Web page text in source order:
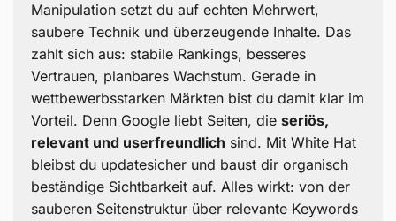
Manipulation setzt du auf echten Mehrwert,
saubere Technik und überzeugende Inhalte. Das
zahlt sich aus: stabile Rankings, besseres
Vertrauen, planbares Wachstum. Gerade in
wettbewerbsstarken Märkten bist du damit klar im
Vorteil. Denn Google liebt Seiten, die seriös,
relevant und userfreundlich sind. Mit White Hat
bleibst du updatesicher und baust dir organisch
beständige Sichtbarkeit auf. Alles wirkt: von der
sauberen Seitenstruktur über relevante Keywords